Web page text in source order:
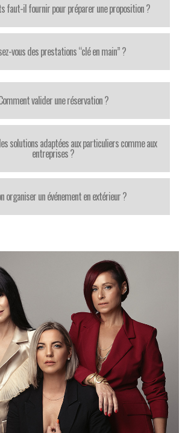
faut-il fournir pour préparer une proposition ?
vous des prestations “clé en main” ?
valider une réservation ?
solutions adaptées aux particuliers comme aux
entreprises ?
organiser un événement en extérieur ?